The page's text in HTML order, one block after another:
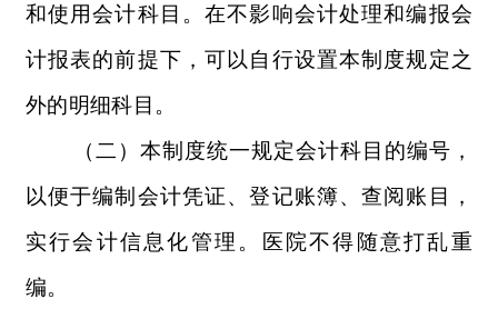
和使用会计科目。在不影响会计处理和编报会
计报表的前提下，可以自行设置本制度规定之
外的明细科目。
（二）本制度统一规定会计科目的编号，
以便于编制会计凭证、登记账簿、查阅账目，
实行会计信息化管理。医院不得随意打乱重
编。